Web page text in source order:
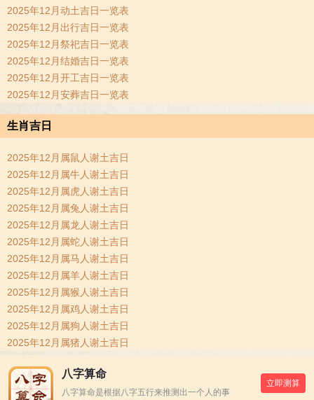
2025年12月动土吉日一览表
2025年12月出行吉日一览表
2025年12月祭祀吉日一览表
2025年12月结婚吉日一览表
2025年12月开工吉日一览表
2025年12月安葬吉日一览表
生肖吉日
2025年12月属鼠人谢土吉日
2025年12月属牛人谢土吉日
2025年12月属虎人谢土吉日
2025年12月属兔人谢土吉日
2025年12月属龙人谢土吉日
2025年12月属蛇人谢土吉日
2025年12月属马人谢土吉日
2025年12月属羊人谢土吉日
2025年12月属猴人谢土吉日
2025年12月属鸡人谢土吉日
2025年12月属狗人谢土吉日
2025年12月属猪人谢土吉日
八字算命
八字算命是根据八字五行来推测出一个人的事
立即测算